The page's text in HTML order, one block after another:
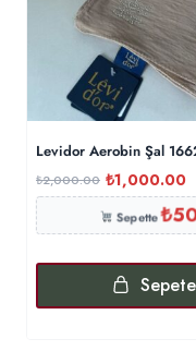
Levidor Aerobin Şal
₺2,000.00 ₺1,000.00
Sepette₺